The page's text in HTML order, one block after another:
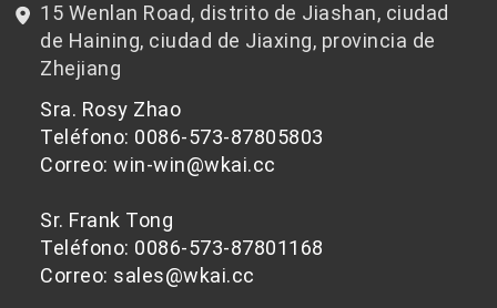
Noticias y Eventos
política de privacidad
Chips de PET que no son aptos para botellas
15 Wenlan Road, distrito de Jiashan, ciudad
de Haining, ciudad de Jiaxing, provincia de
Zhejiang
Sra. Rosy Zhao
Teléfono: 0086-573-87805803
Correo: win-win@wkai.cc
Sr. Frank Tong
Teléfono: 0086-573-87801168
Correo: sales@wkai.cc